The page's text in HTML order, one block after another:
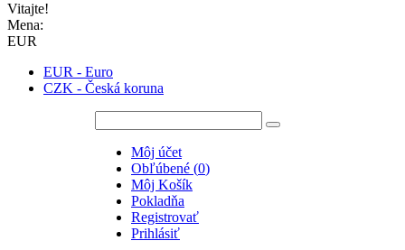
Vitajte!
Mena:
EUR
EUR - Euro
CZK - Česká koruna
Môj účet
Obľúbené (0)
Môj Košík
Pokladňa
Registrovať
Prihlásiť